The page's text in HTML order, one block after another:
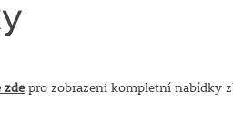
pro zobrazení kompletní nabídky